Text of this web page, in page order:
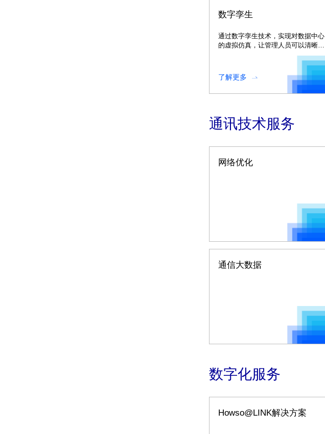
数字孪生
通过数字孪生技术，实现对数据中心
的虚拟仿真，让管理人员可以清晰直
观地掌握IT运营中的有效信息
了解更多
通讯技术服务
网络优化
通信大数据
数字化服务
Howso@LINK解决方案